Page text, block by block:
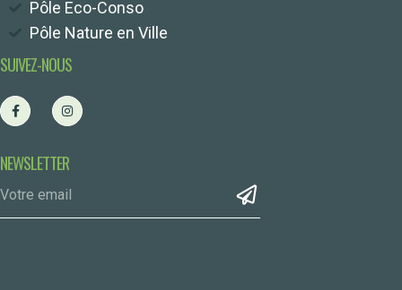
Pôle Eco-Conso
Pôle Nature en Ville
SUIVEZ-NOUS
NEWSLETTER